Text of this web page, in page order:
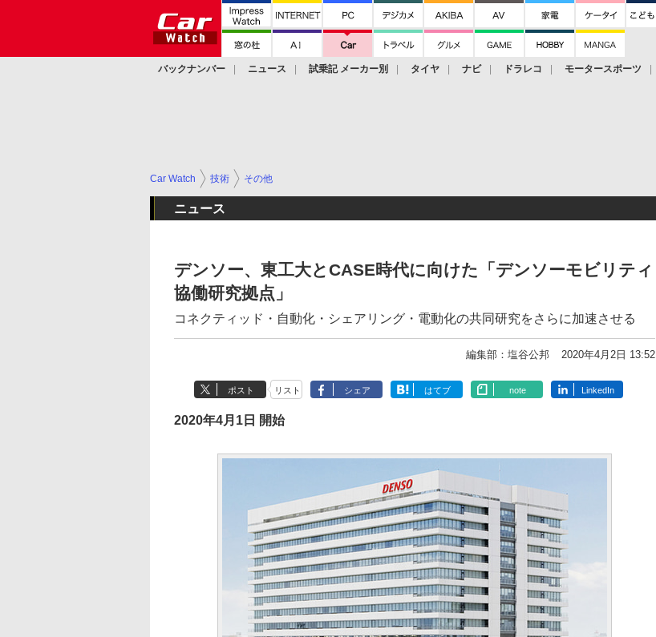
バックナンバー ニュース 試乗記 メーカー別 タイヤ ナビ ドラレコ モータースポーツ
Car Watch 技術 その他
ニュース
デンソー、東工大とCASE時代に向けた「デンソーモビリティ
協働研究拠点」
コネクティッド・自動化・シェアリング・電動化の共同研究をさらに加速させる
編集部：塩谷公邦 2020年4月2日 13:52
ポスト リスト シェア はてブ note LinkedIn
2020年4月1日 開始